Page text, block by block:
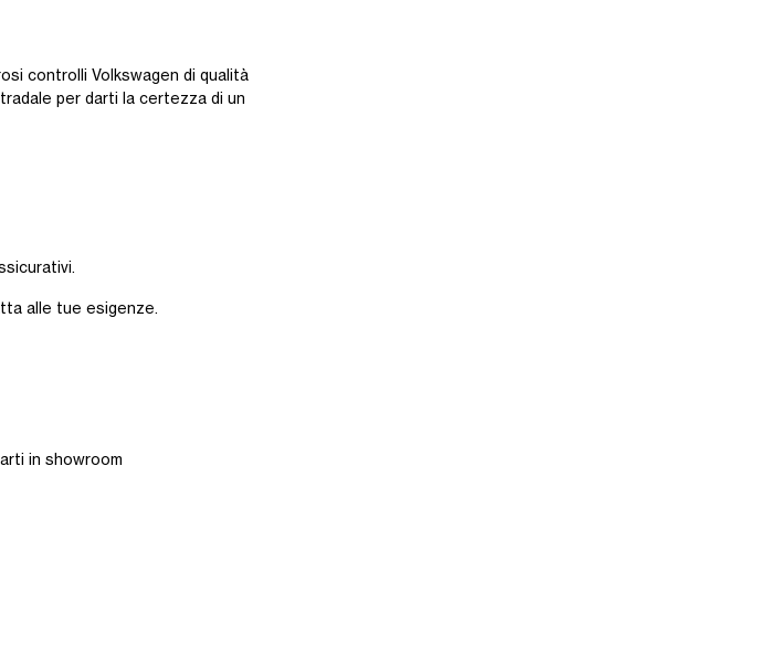
controlli Volkswagen di qualità
per darti la certezza di un
alle tue esigenze.
in showroom